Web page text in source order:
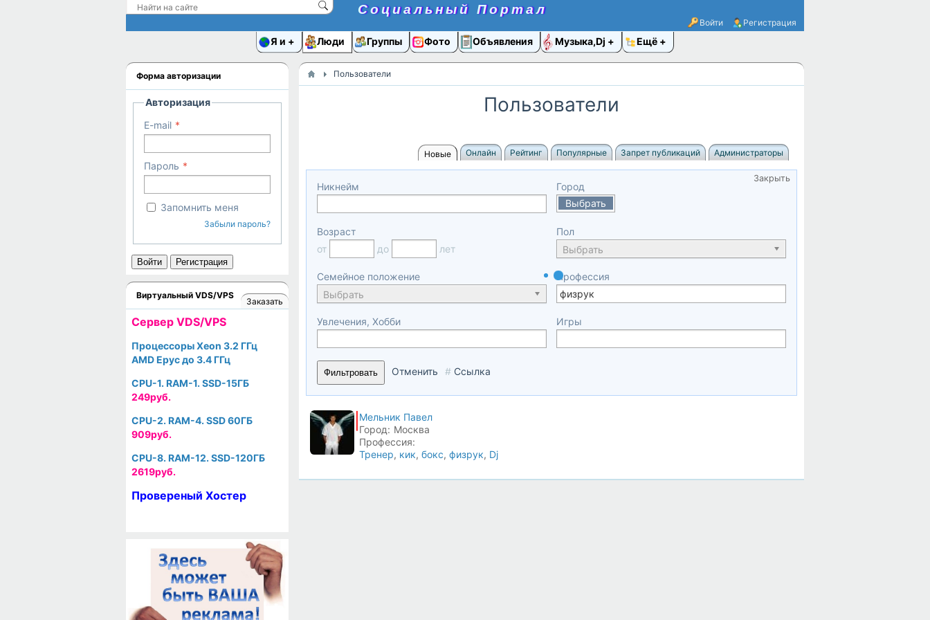
Социальный Портал
Войти Регистрация
Я и Люди Группы Фото Объявления Музыка,Dj Ещё
Пользователи
Пользователи
Новые Онлайн Рейтинг Популярные Запрет публикаций Администраторы
Закрыть
Никнейм
Город
Выбрать
Возраст
от
до лет
Пол
Выбрать
Семейное положение
Выбрать
Профессия
Увлечения, Хобби Игры
Фильтровать Отменить # Ссылка
Мельник Павел
Город: Москва
Профессия:
Тренер, кик, бокс, физрук, Dj
Форма авторизации
Авторизация
E-mail
Пароль
Запомнить меня
Забыли пароль?
Войти Регистрация
Виртуальный VDS/VPS
Заказать
Cервер VDS/VPS
Процессоры Xeon 3.2 ГГц
AMD Epyc до 3.4 ГГц
CPU-1. RAM-1. SSD-15ГБ
249руб.
CPU-2. RAM-4. SSD 60ГБ
909руб.
CPU-8. RAM-12. SSD-120ГБ
2619руб.
Провереный Хостер